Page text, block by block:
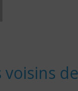
voisins